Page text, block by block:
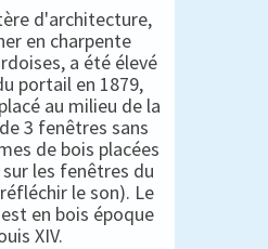
d'architecture,
en charpente
a été élevé
portail en 1879,
au milieu de la
3 fenêtres sans
de bois placées
les fenêtres du
le son). Le
en bois époque
XIV.